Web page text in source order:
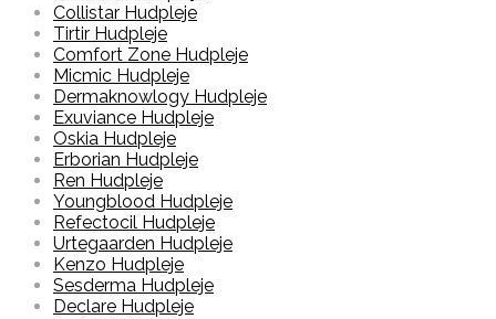
Collistar Hudpleje
Tirtir Hudpleje
Comfort Zone Hudpleje
Micmic Hudpleje
Dermaknowlogy Hudpleje
Exuviance Hudpleje
Oskia Hudpleje
Erborian Hudpleje
Ren Hudpleje
Youngblood Hudpleje
Refectocil Hudpleje
Urtegaarden Hudpleje
Kenzo Hudpleje
Sesderma Hudpleje
Declare Hudpleje